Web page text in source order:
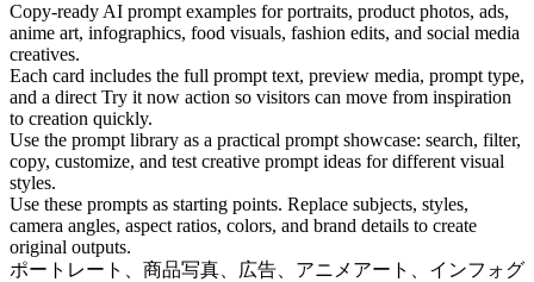
Copy-ready AI prompt examples for portraits, product photos, ads,
anime art, infographics, food visuals, fashion edits, and social media
creatives.
Each card includes the full prompt text, preview media, prompt type,
and a direct Try it now action so visitors can move from inspiration
to creation quickly.
Use the prompt library as a practical prompt showcase: search, filter,
copy, customize, and test creative prompt ideas for different visual
styles.
Use these prompts as starting points. Replace subjects, styles,
camera angles, aspect ratios, colors, and brand details to create
original outputs.
ポートレート、商品写真、広告、アニメアート、インフォグ